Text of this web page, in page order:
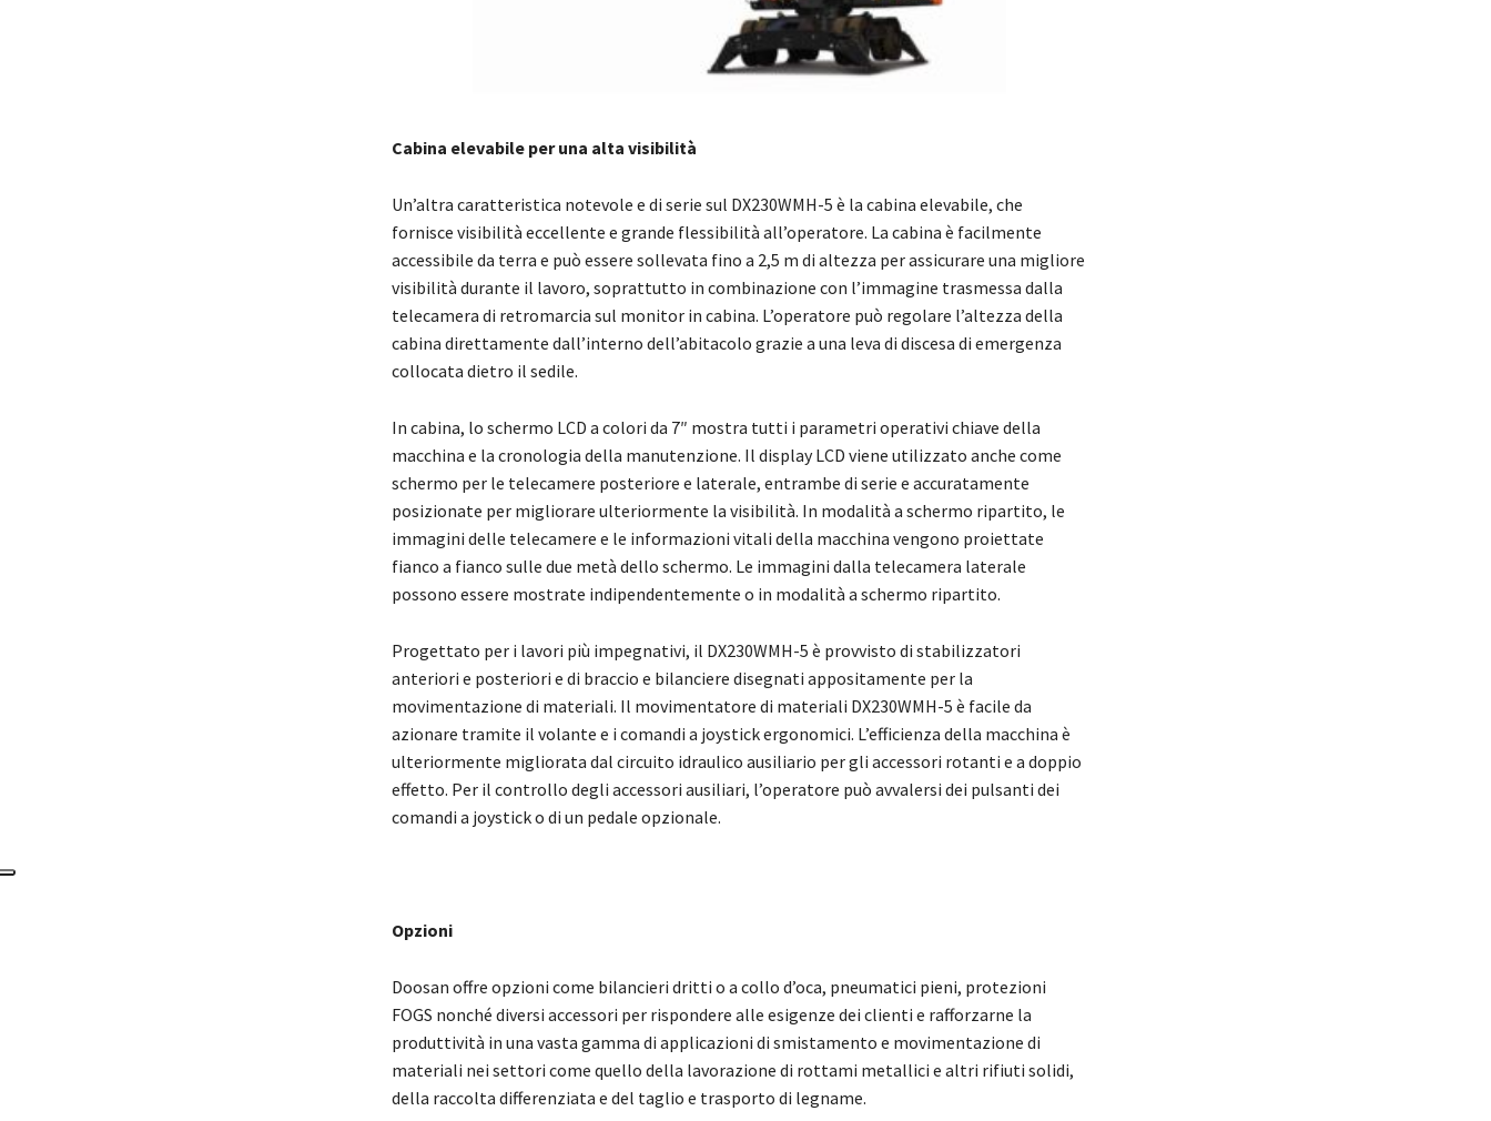
Cabina elevabile per una alta visibilità
Un’altra caratteristica notevole e di serie sul DX230WMH-5 è la cabina elevabile, che
fornisce visibilità eccellente e grande flessibilità all’operatore. La cabina è facilmente
accessibile da terra e può essere sollevata fino a 2,5 m di altezza per assicurare una migliore
visibilità durante il lavoro, soprattutto in combinazione con l’immagine trasmessa dalla
telecamera di retromarcia sul monitor in cabina. L’operatore può regolare l’altezza della
cabina direttamente dall’interno dell’abitacolo grazie a una leva di discesa di emergenza
collocata dietro il sedile.
In cabina, lo schermo LCD a colori da 7″ mostra tutti i parametri operativi chiave della
macchina e la cronologia della manutenzione. Il display LCD viene utilizzato anche come
schermo per le telecamere posteriore e laterale, entrambe di serie e accuratamente
posizionate per migliorare ulteriormente la visibilità. In modalità a schermo ripartito, le
immagini delle telecamere e le informazioni vitali della macchina vengono proiettate
fianco a fianco sulle due metà dello schermo. Le immagini dalla telecamera laterale
possono essere mostrate indipendentemente o in modalità a schermo ripartito.
Progettato per i lavori più impegnativi, il DX230WMH-5 è provvisto di stabilizzatori
anteriori e posteriori e di braccio e bilanciere disegnati appositamente per la
movimentazione di materiali. Il movimentatore di materiali DX230WMH-5 è facile da
azionare tramite il volante e i comandi a joystick ergonomici. L’efficienza della macchina è
ulteriormente migliorata dal circuito idraulico ausiliario per gli accessori rotanti e a doppio
effetto. Per il controllo degli accessori ausiliari, l’operatore può avvalersi dei pulsanti dei
comandi a joystick o di un pedale opzionale.
Opzioni
Doosan offre opzioni come bilancieri dritti o a collo d’oca, pneumatici pieni, protezioni
FOGS nonché diversi accessori per rispondere alle esigenze dei clienti e rafforzarne la
produttività in una vasta gamma di applicazioni di smistamento e movimentazione di
materiali nei settori come quello della lavorazione di rottami metallici e altri rifiuti solidi,
della raccolta differenziata e del taglio e trasporto di legname.